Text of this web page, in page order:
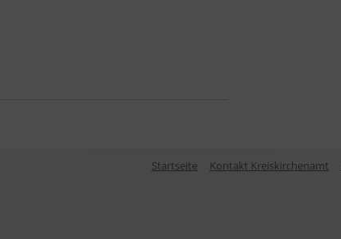
Startseite Kontakt Kreiskirchenamt